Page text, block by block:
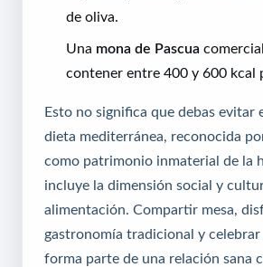
de oliva.
Una mona de Pascua
contener entre 400 y 600 kcal
Esto no significa que debas evitar
dieta mediterránea, reconocida
como patrimonio inmaterial de la
incluye la dimensión social y
alimentación. Compartir mesa,
gastronomía tradicional y celebrar
forma parte de una relación sana